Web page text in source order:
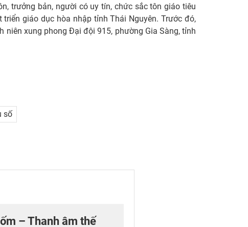
trưởng bản, người có uy tín, chức sắc tôn giáo tiêu
giáo dục hòa nhập tỉnh Thái Nguyên. Trước đó,
xung phong Đại đội 915, phường Gia Sàng, tỉnh
số
– Thanh âm thế